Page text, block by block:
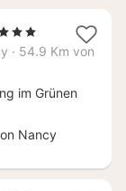
ab
3 Sterne
· 54.9 Km von
im Grünen
Nancy